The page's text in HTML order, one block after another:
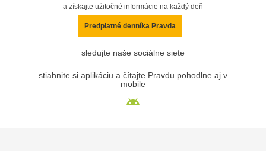
a získajte užitočné informácie na každý deň
Predplatné denníka Pravda
sledujte naše sociálne siete
stiahnite si aplikáciu a čítajte Pravdu pohodlne aj v
mobile